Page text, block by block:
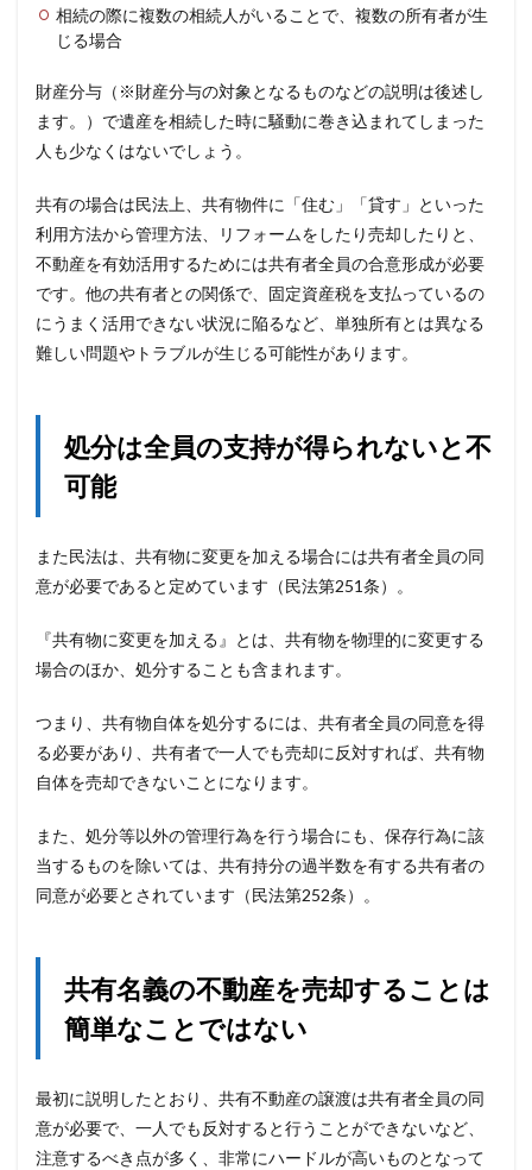
相続の際に複数の相続人がいることで、複数の所有者が生
じる場合
財産分与（※財産分与の対象となるものなどの説明は後述し
ます。）で遺産を相続した時に騒動に巻き込まれてしまった
人も少なくはないでしょう。
共有の場合は民法上、共有物件に「住む」「貸す」といった
利用方法から管理方法、リフォームをしたり売却したりと、
不動産を有効活用するためには共有者全員の合意形成が必要
です。他の共有者との関係で、固定資産税を支払っているの
にうまく活用できない状況に陥るなど、単独所有とは異なる
難しい問題やトラブルが生じる可能性があります。
処分は全員の支持が得られないと不
可能
また民法は、共有物に変更を加える場合には共有者全員の同
意が必要であると定めています（民法第251条）。
『共有物に変更を加える』とは、共有物を物理的に変更する
場合のほか、処分することも含まれます。
つまり、共有物自体を処分するには、共有者全員の同意を得
る必要があり、共有者で一人でも売却に反対すれば、共有物
自体を売却できないことになります。
また、処分等以外の管理行為を行う場合にも、保存行為に該
当するものを除いては、共有持分の過半数を有する共有者の
同意が必要とされています（民法第252条）。
共有名義の不動産を売却することは
簡単なことではない
最初に説明したとおり、共有不動産の譲渡は共有者全員の同
意が必要で、一人でも反対すると行うことができないなど、
注意するべき点が多く、非常にハードルが高いものとなって